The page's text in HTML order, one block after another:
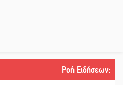
Ροή Ειδήσεων: